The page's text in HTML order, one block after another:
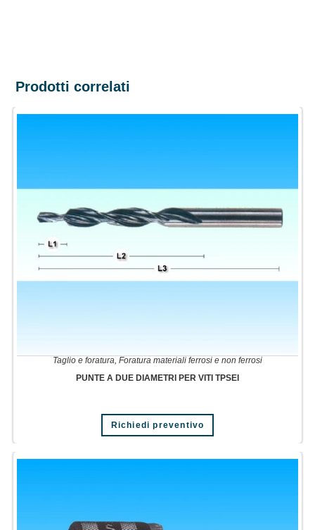
Prodotti correlati
Taglio e foratura, Foratura materiali ferrosi e non ferrosi
PUNTE A DUE DIAMETRI PER VITI TPSEI
Richiedi preventivo